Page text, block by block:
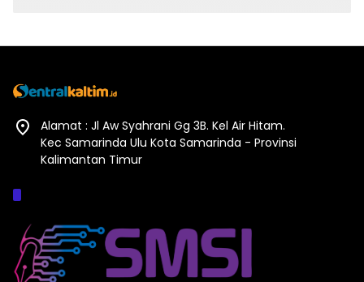
Alamat : Jl Aw Syahrani Gg 3B. Kel Air Hitam.
Kec Samarinda Ulu Kota Samarinda - Provinsi
Kalimantan Timur